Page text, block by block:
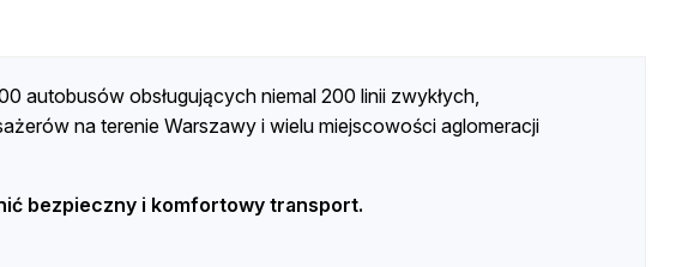
autobusów obsługujących niemal 200 linii zwykłych,
na terenie Warszawy i wielu miejscowości aglomeracji
bezpieczny i komfortowy transport.